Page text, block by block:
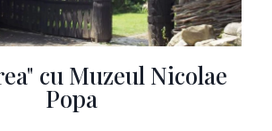
cu Muzeul Nicolae
Popa